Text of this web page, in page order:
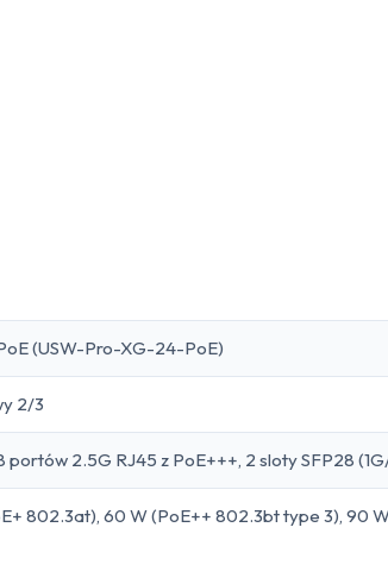
(USW-Pro-XG-24-PoE)
2/3
portów 2.5G RJ45 z PoE+++, 2 sloty SFP28
802.3at), 60 W (PoE++ 802.3bt type 3), 90